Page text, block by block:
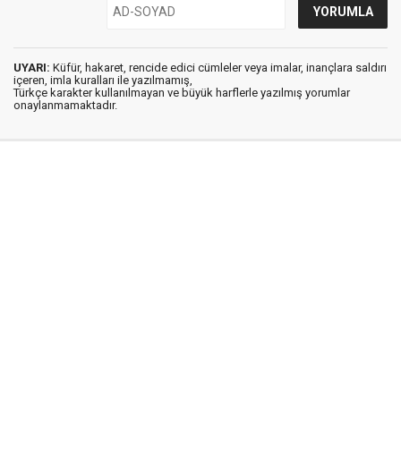
UYARI: Küfür, hakaret, rencide edici cümleler veya imalar, inançlara saldırı
içeren, imla kuralları ile yazılmamış,
Türkçe karakter kullanılmayan ve büyük harflerle yazılmış yorumlar
onaylanmamaktadır.